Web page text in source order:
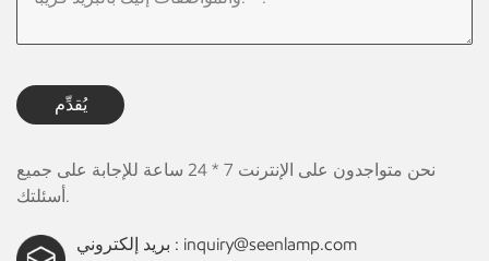
يُقدِّم
نحن متواجدون على الإنترنت 7 * 24 ساعة للإجابة على جميع
أسئلتك.
بريد إلكتروني : inquiry@seenlamp.com